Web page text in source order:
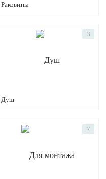
Раковины
Душ
3
7